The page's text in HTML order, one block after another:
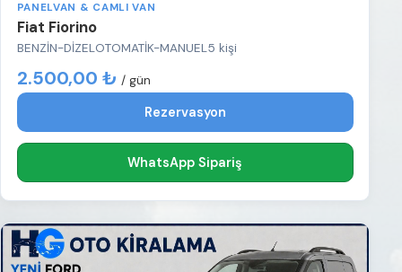
PANELVAN & CAMLI VAN
Fiat Fiorino
BENZİN-DİZELOTOMATİK-MANUEL5 kişi
2.500,00 ₺ / gün
Rezervasyon
WhatsApp Sipariş